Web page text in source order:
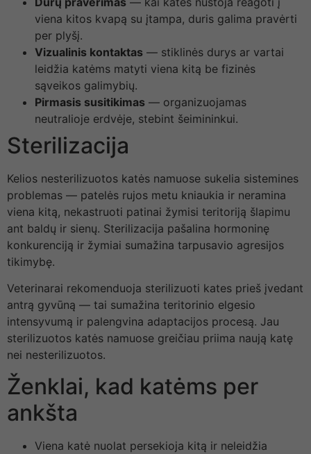
viena kitos kvapą su įtampa, duris galima pravėrti
per plyšį.
Vizualinis kontaktas — stiklinės durys ar vartai
leidžia katėms matyti viena kitą be fizinės
sąveikos galimybių.
Pirmasis susitikimas — organizuojamas
neutralioje erdvėje, stebint šeimininkui.
Sterilizacija
Kelios nesterilizuotos katės namuose sukelia sistemines
problemas — patelės rujos metu kniaukia ir neramina
viena kitą, nekastruoti patinai žymisi teritoriją šlapimu
ant baldų ir sienų. Sterilizacija pašalina hormoninę
konkurenciją ir žymiai sumažina tarpusavio agresijos
tikimybę.
Veterinarai rekomenduoja sterilizuoti kates prieš įvedant
antrą gyvūną — tai sumažina teritorinio elgesio
intensyvumą ir palengvina adaptacijos procesą. Jau
sterilizuotos katės namuose greičiau priima naują katę
nei nesterilizuotos.
Ženklai, kad katėms per
ankšta
Viena katė nuolat persekioja kitą ir neleidžia